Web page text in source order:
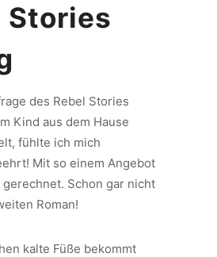
Stories
des Rebel Stories
Kind aus dem Hause
fühlte ich mich
Mit so einem Angebot
Schon gar nicht
Roman!
kalte Füße bekommt